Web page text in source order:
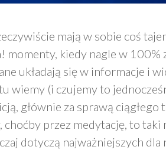
mają w sobie coś
momenty, kiedy nagle w 100%
układają się w informacje i
wiemy (i czujemy to
głównie za sprawą ciągłego
przez medytację, to taki
dotyczą najważniejszych dla